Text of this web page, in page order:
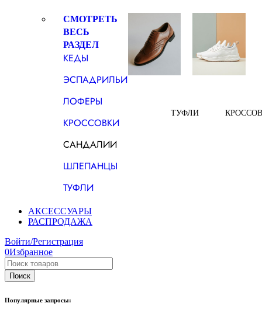
СМОТРЕТЬ
ВЕСЬ
РАЗДЕЛ
КЕДЫ
ЭСПАДРИЛЬИ
ЛОФЕРЫ
КРОССОВКИ
САНДАЛИИ
ШЛЕПАНЦЫ
ТУФЛИ
ТУФЛИ
АКСЕССУАРЫ
РАСПРОДАЖА
Войти/Регистрация
0Избранное
Популярные запросы: